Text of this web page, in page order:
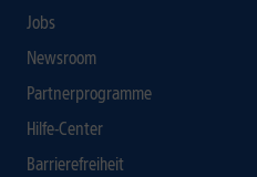
Jobs
Newsroom
Partnerprogramme
Hilfe-Center
Barrierefreiheit